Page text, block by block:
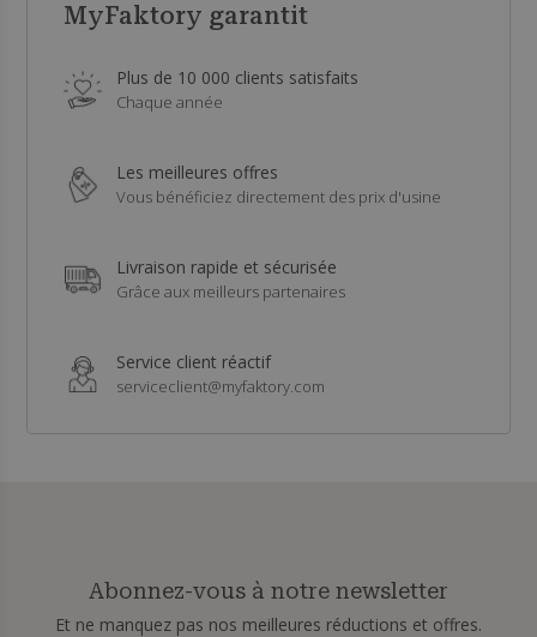
MyFaktory garantit
Plus de 10 000 clients satisfaits
Chaque année
Les meilleures offres
Vous bénéficiez directement des prix d'usine
Livraison rapide et sécurisée
Grâce aux meilleurs partenaires
Service client réactif
serviceclient@myfaktory.com
Abonnez-vous à notre newsletter
Et ne manquez pas nos meilleures réductions et offres.